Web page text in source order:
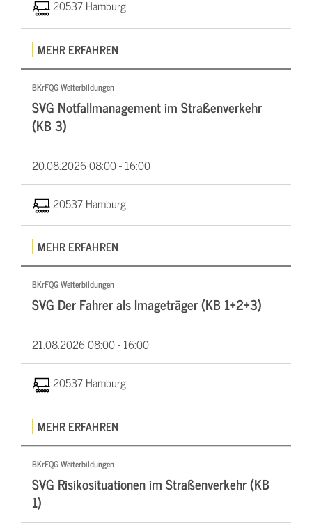
20537 Hamburg
MEHR ERFAHREN
BKrFQG Weiterbildungen
SVG Notfallmanagement im Straßenverkehr
(KB 3)
20.08.202608:00 - 16:00
20537 Hamburg
MEHR ERFAHREN
BKrFQG Weiterbildungen
SVG Der Fahrer als Imageträger (KB 1+2+3)
21.08.202608:00 - 16:00
20537 Hamburg
MEHR ERFAHREN
BKrFQG Weiterbildungen
SVG Risikosituationen im Straßenverkehr (KB
1)